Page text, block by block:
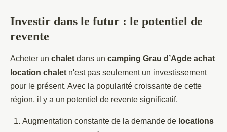
Investir dans le futur : le potentiel de
revente
Acheter un chalet dans un camping Grau d’Agde achat
location chalet n'est pas seulement un investissement
pour le présent. Avec la popularité croissante de cette
région, il y a un potentiel de revente significatif.
Augmentation constante de la demande de locations